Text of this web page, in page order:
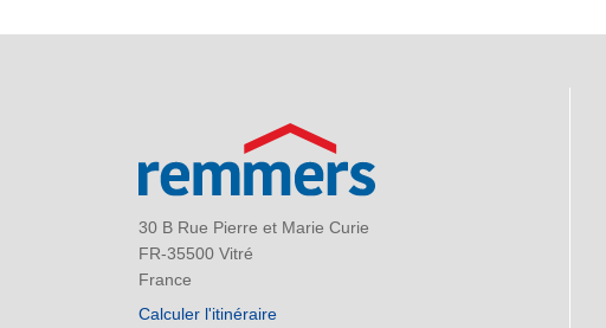
30 B Rue Pierre et Marie Curie
FR-35500 Vitré
France
Calculer l'itinéraire